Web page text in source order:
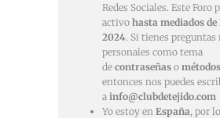
Redes Sociales. Este Foro
activo hasta mediados
2024. Si tienes preguntas
personales como tema
de contraseñas o
entonces nos puedes
a info@clubdetejido.com
Yo estoy en España, por